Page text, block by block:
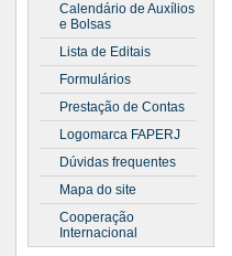
Calendário de Auxílios
e Bolsas
Lista de Editais
Formulários
Prestação de Contas
Logomarca FAPERJ
Dúvidas frequentes
Mapa do site
Cooperação
Internacional